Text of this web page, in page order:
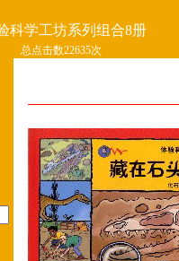
科学工坊系列组合8册
总点击数22635次